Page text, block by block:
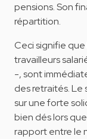
pensions. Son
répartition.
Ceci signifie
travailleurs
-, sont
des retraités.
sur une forte
bien dés lors
rapport entre le